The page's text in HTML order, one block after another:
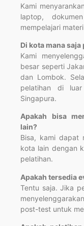
Kami
laptop,
mempelajari
Di kota mana
Kami
besar seperti
dan Lombok.
pelatihan di
Singapura.
Apakah bisa
lain?
Bisa, kami dapat
kota lain dengan
pelatihan.
Apakah tersedia
Tentu saja. Jika
post-test untuk